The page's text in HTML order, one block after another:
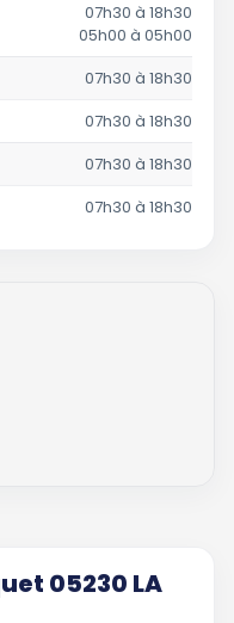
07h30 à 18h30
05h00 à 05h00
07h30 à 18h30
07h30 à 18h30
07h30 à 18h30
07h30 à 18h30
05230 LA